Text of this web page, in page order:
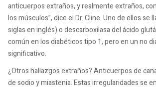
anticuerpos extraños, y realmente extraños,
los músculos”, dice el Dr. Cline. Uno de ellos se
siglas en inglés) o descarboxilasa del ácido
común en los diabéticos tipo 1, pero en un no
significativo.
¿Otros hallazgos extraños? Anticuerpos de
de sodio y miastenia. Estas irregularidades se